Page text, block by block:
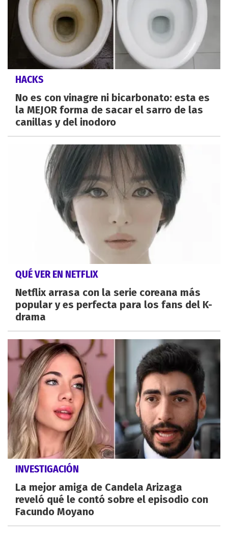
HACKS
No es con vinagre ni bicarbonato: esta es
la MEJOR forma de sacar el sarro de las
canillas y del inodoro
QUÉ VER EN NETFLIX
Netflix arrasa con la serie coreana más
popular y es perfecta para los fans del K-
drama
INVESTIGACIÓN
La mejor amiga de Candela Arizaga
reveló qué le contó sobre el episodio con
Facundo Moyano